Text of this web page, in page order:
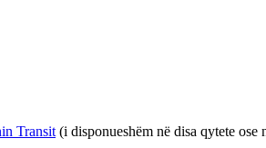
Transit (i disponueshëm në disa qytete ose